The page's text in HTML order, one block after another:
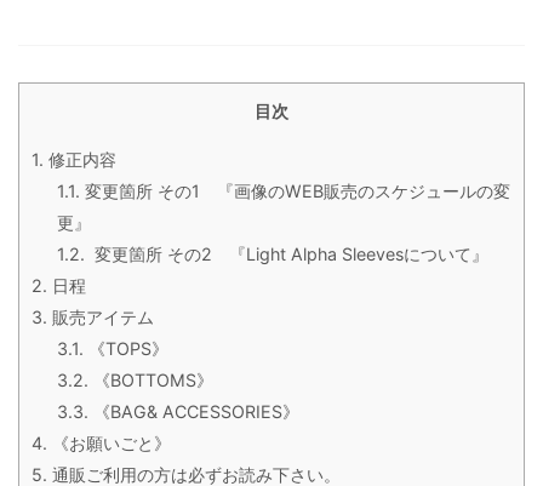
目次
1. 修正内容
1.1. 変更箇所 その1 『画像のWEB販売のスケジュールの変
更』
1.2. 変更箇所 その2 『Light Alpha Sleevesについて』
2. 日程
3. 販売アイテム
3.1. 《TOPS》
3.2. 《BOTTOMS》
3.3. 《BAG& ACCESSORIES》
4. 《お願いごと》
5. 通販ご利用の方は必ずお読み下さい。